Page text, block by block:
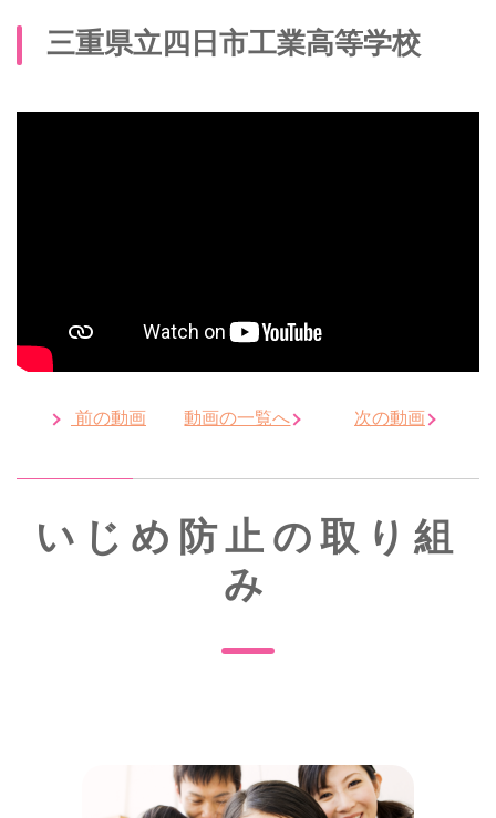
三重県立四日市工業高等学校
前の動画 動画の一覧へ 次の動画
いじめ防止の取り組
み